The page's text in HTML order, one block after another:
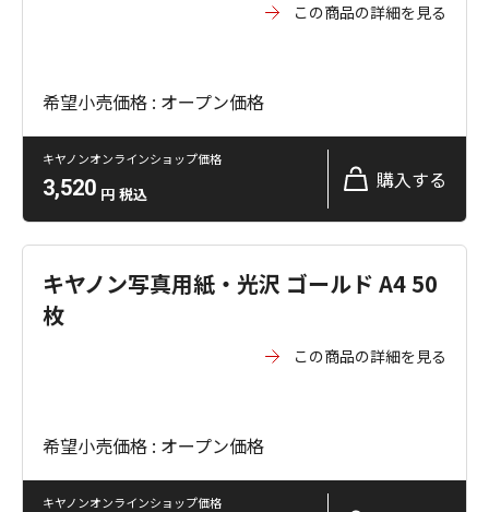
この商品の詳細を見る
希望小売価格 : オープン価格
キヤノンオンラインショップ価格
3,520 円 税込
購入する
キヤノン写真用紙・光沢 ゴールド A4 50
枚
この商品の詳細を見る
希望小売価格 : オープン価格
キヤノンオンラインショップ価格